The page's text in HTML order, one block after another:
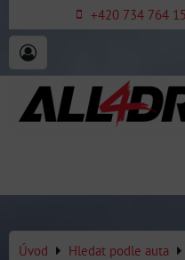
+420 734 764
Úvod Hledat podle auta